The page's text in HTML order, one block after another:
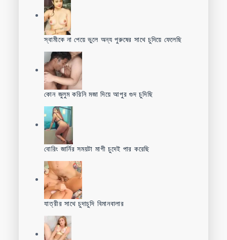
স্বামীকে না পেয়ে ভুলে অন্য পুরুষের সাথে চুদিয়ে ফেলেছি
কোন জুলুম করিনি মজা দিয়ে আপুর গুদ চুদিছি
বোরিং জার্নির সময়টা মাগী চুদেই পার করেছি
যাত্রীর সাথে চুদাচুদি বিমানবালার